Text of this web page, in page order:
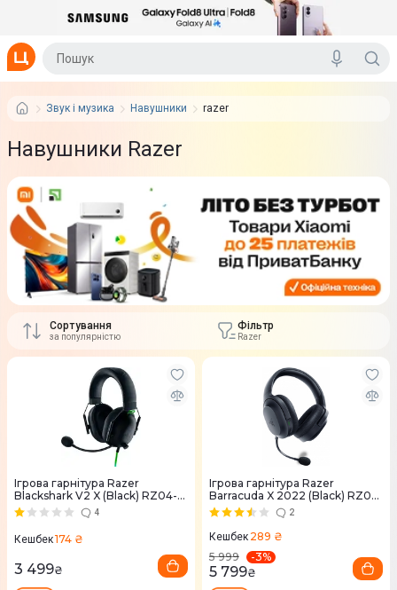
Звук і музика Навушники razer
Навушники Razer
Сортування
за популярністю
Фільтр
Razer
Ігрова гарнітура Razer
Blackshark V2 X (Black) RZ04-
03240100-R3M14
Кешбек174 ₴
3 499₴
Ігрова гарнітура Razer
Barracuda X 2022 (Black) RZ04-
04430100-R3M1
2
Кешбек 289 ₴
5 999
-3%
5 799₴